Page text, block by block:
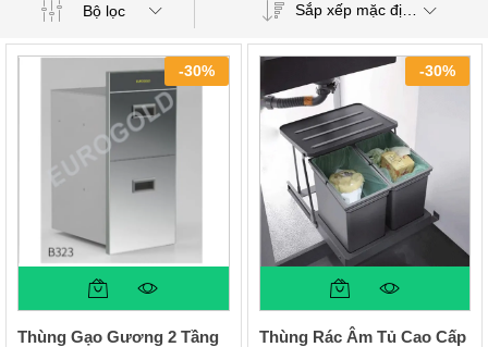
Bộ lọc Sắp xếp mặc định
-30%
Thùng Gạo Gương 2 Tầng
-30%
Thùng Rác Âm Tủ Cao Cấp